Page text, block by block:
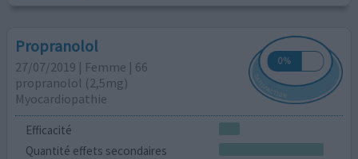
Propranolol
27/07/2019 | Femme | 66
propranolol (2,5mg)
Myocardiopathie
Efficacité
Quantité effets secondaires